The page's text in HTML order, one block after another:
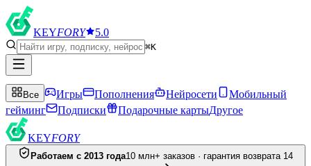
KEYFORY 5.0
⌘K
Все Игры Пополнения Нейросети
Мобильный
гейминг
Подписки Подарочные картыДругое
KEYFORY
Работаем с 2013 года10 млн+ заказов · гарантия возврата 14